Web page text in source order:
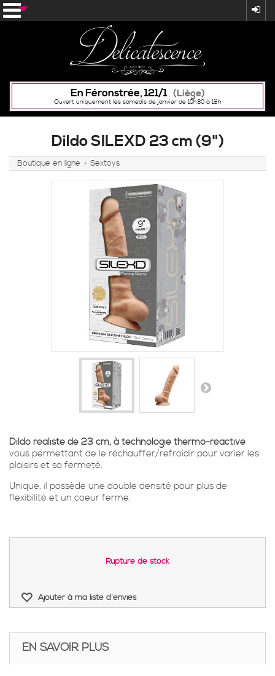
En Féronstrée, 121/1 (Liège)
Ouvert uniquement les samedis de janvier de 10h30 à 18h
Dildo SILEXD 23 cm (9")
Boutique en ligne > Sextoys
Dildo réaliste de 23 cm, à technologie thermo-réactive
vous permettant de le réchauffer/refroidir pour varier les
plaisirs et sa fermeté.
Unique, il possède une double densité pour plus de
flexibilité et un coeur ferme.
Rupture de stock
Ajouter à ma liste d'envies
EN SAVOIR PLUS